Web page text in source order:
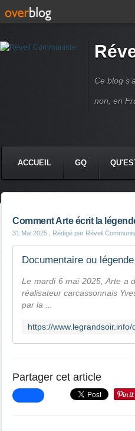
Ce blog
non, en
ACCUEIL GQ
Comment Arte écrit la
31 Mai 2025 , Rédigé par Réveil
Le mardi 6 mai 2025, Arte a
réalisateur carcassonnais
par la ...
Partager cet article